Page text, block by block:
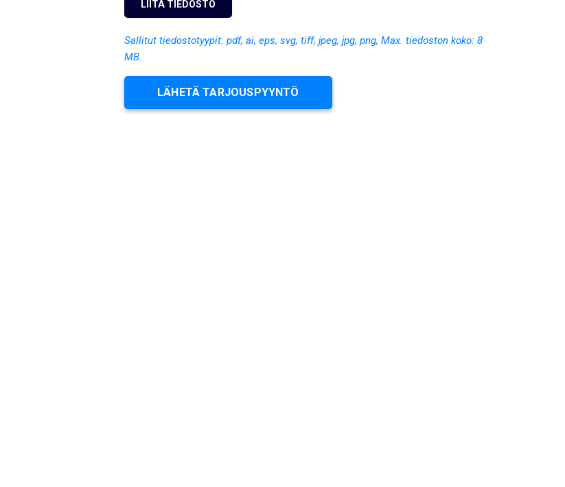
Sallitut tiedostotyypit: pdf, ai, eps, svg, tiff, jpeg, jpg, png, Max. tiedoston koko: 8
MB.
LÄHETÄ TARJOUSPYYNTÖ